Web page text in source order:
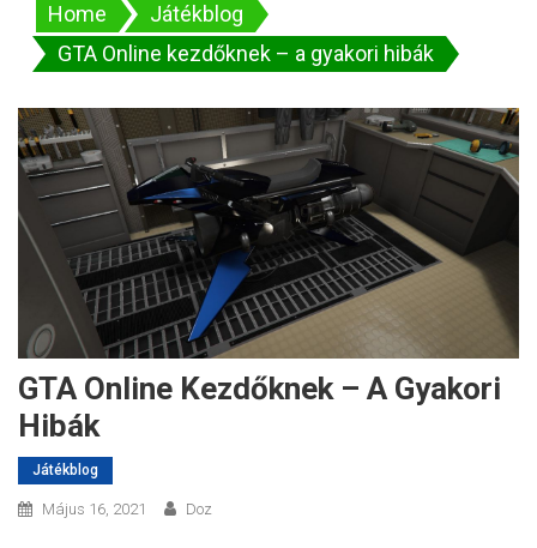
Home
Játékblog
GTA Online kezdőknek – a gyakori hibák
GTA Online Kezdőknek – A Gyakori
Hibák
Játékblog
Május 16, 2021 Doz